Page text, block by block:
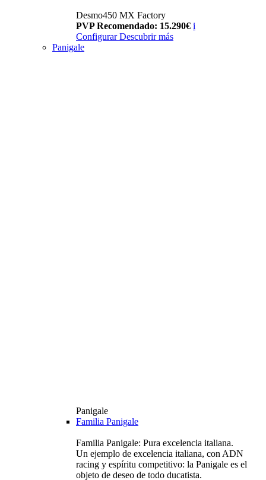
Desmo450 MX Factory
PVP Recomendado: 15.290€ i
Configurar Descubrir más
Panigale
Panigale
Familia Panigale
Familia Panigale: Pura excelencia italiana.
Un ejemplo de excelencia italiana, con ADN
racing y espíritu competitivo: la Panigale es el
objeto de deseo de todo ducatista.